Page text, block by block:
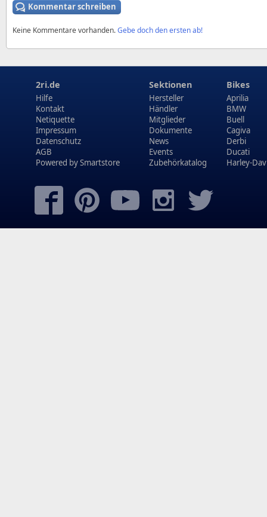
Kommentar schreiben
Keine Kommentare vorhanden.Gebe doch den ersten ab!
2ri.de
Hilfe
Kontakt
Netiquette
Impressum
Datenschutz
AGB
Powered bySmartstore
Sektionen
Hersteller
Händler
Mitglieder
Dokumente
News
Events
Zubehörkatalog
Bikes
Aprilia
BMW
Buell
Cagiva
Derbi
Ducati
Harley-